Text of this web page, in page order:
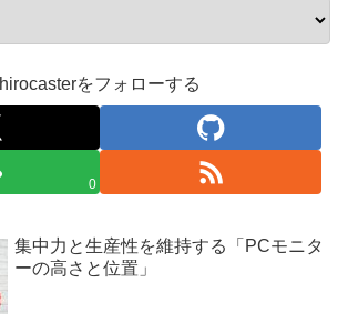
hirocasterをフォローする
0
集中力と生産性を維持する「PCモニタ
ーの高さと位置」